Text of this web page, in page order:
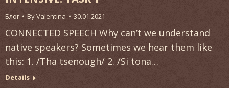
Блог ByValentina 30.01.2021
CONNECTED SPEECH Why can’t we understand
native speakers? Sometimes we hear them like
this: 1. /Tha tsenough/ 2. /Si tona…
Details